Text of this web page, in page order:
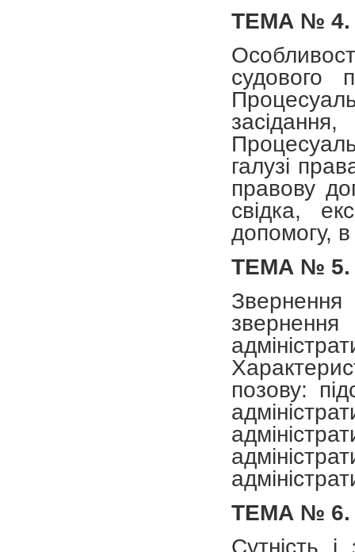
ТЕМА № 4.
судового
галузі
правову
свідка,
допомогу,
ТЕМА № 5.
позову:
ТЕМА № 6.
Сутність і